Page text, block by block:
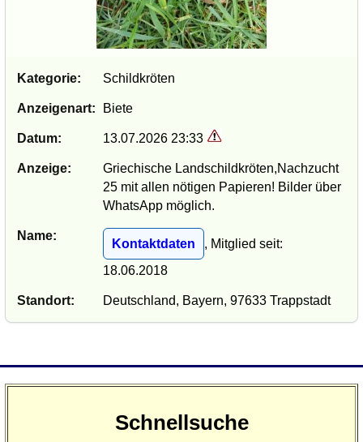
Schnellsuche
Kategorie: Schildkröten
Anzeigenart: Biete
Datum: 13.07.2026 23:33
Anzeige:
Griechische Landschildkröten,Nachzucht
25 mit allen nötigen Papieren! Bilder über
WhatsApp möglich.
Name:
Kontaktdaten
, Mitglied seit:
18.06.2018
Standort: Deutschland, Bayern, 97633 Trappstadt